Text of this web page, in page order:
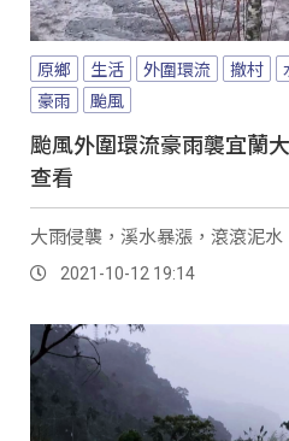
原鄉 生活 外圍環流 撤村
豪雨
颱風
颱風外圍環流豪雨襲宜蘭
查看
大雨侵襲，溪水暴漲，滾滾泥水
2021-10-12 19:14